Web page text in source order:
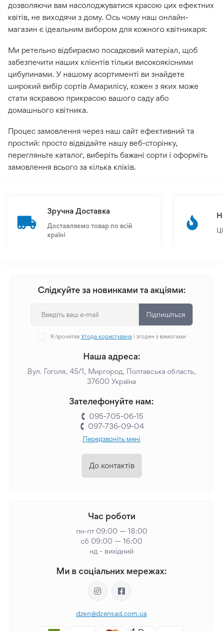
дозволяючи вам насолоджуватися красою цих ефектних
квітів, не виходячи з дому. Ось чому наш онлайн-
магазин є ідеальним вибором для кожного квітникаря:
Ми ретельно відбираємо посадковий матеріал, щоб
забезпечити наших клієнтів тільки високоякісними
цибулинами. У нашому асортименті ви знайдете
широкий вибір сортів Амарилісу, кожен з яких може
стати яскравою прикрасою вашого саду або
домашнього квітника.
Процес замовлення через наш сайт ефективний та
простий: просто відвідайте нашу веб-сторінку,
перегляньте каталог, виберіть бажані сорти і оформіть
замовлення всього за кілька кліків.
Зручна Доставка
Доставляємо товар по всій
країні
Слідкуйте за новинками та акціями:
Підпишіться
Я прочитав Угода користувача і згоден з вимогами
Наша адреса:
Вул. Гоголя, 45/1, Миргород, Полтавська область,
37600 Україна
Зателефонуйте нам:
095-705-06-15
097-736-09-04
Передзвоніть мені
До контактів
Час роботи
пн-пт 09:00 — 18:00
сб 09:00 — 16:00
нд - вихідний
Ми в соціальних мережах:
dzen@dzensad.com.ua